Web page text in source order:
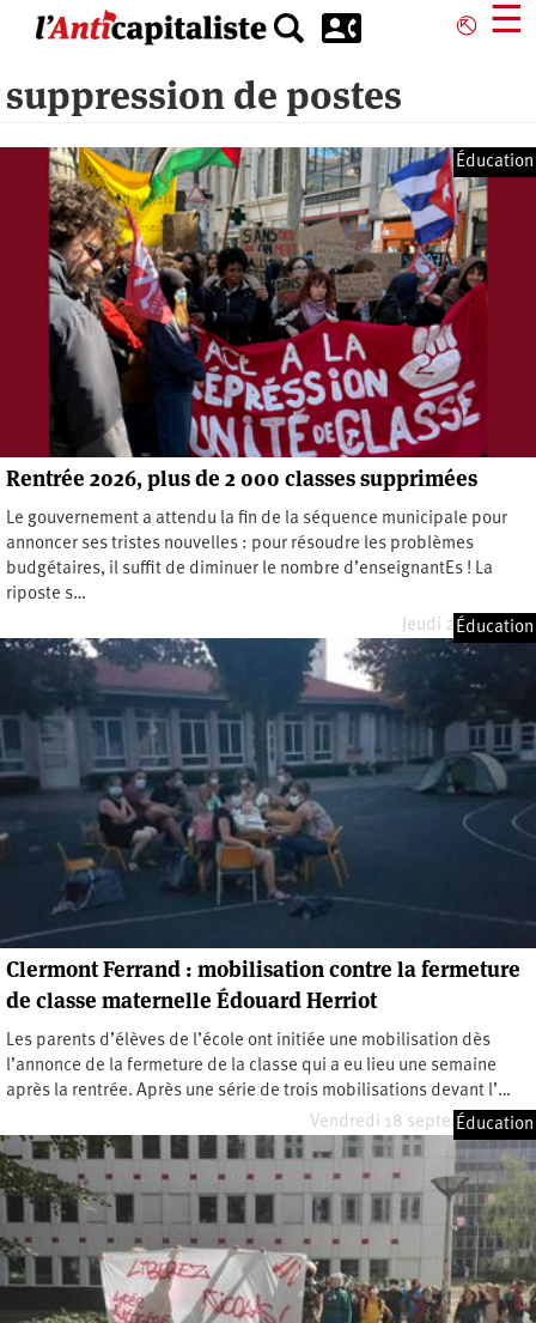
principal
⎋ ☰
suppression de postes
Éducation
Rentrée 2026, plus de 2 000 classes supprimées
Le gouvernement a attendu la fin de la séquence municipale pour
annoncer ses tristes nouvelles : pour résoudre les problèmes
budgétaires, il suffit de diminuer le nombre d’enseignantEs ! La
riposte s…
Jeudi 2 avril 2026
Éducation
Clermont Ferrand : mobilisation contre la fermeture
de classe maternelle Édouard Herriot
Les parents d’élèves de l’école ont initiée une mobilisation dès
l’annonce de la fermeture de la classe qui a eu lieu une semaine
après la rentrée. Après une série de trois mobilisations devant l’…
Vendredi 18 septembre 2020
Éducation